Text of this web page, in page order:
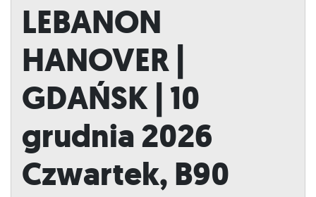
LEBANON
HANOVER |
GDAŃSK | 10
grudnia 2026
Czwartek, B90